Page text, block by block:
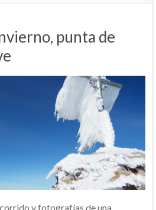
punta de
y fotografías de una